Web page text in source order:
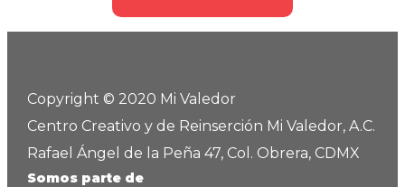
Copyright © 2020 Mi Valedor
Centro Creativo y de Reinserción Mi Valedor, A.C.
Rafael Ángel de la Peña 47, Col. Obrera, CDMX
Somos parte de